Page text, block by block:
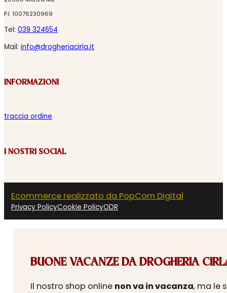
P.I. 10076230969
Tel: 039 324654
Mail: info@drogheriacirla.it
INFORMAZIONI
traccia ordine
I NOSTRI SOCIAL
Ecommerce realizzato da PopCorn Digital
Privacy PolicyCookie PolicyODR
BUONE VACANZE DA DROGHERIA
Il nostro shop online non va in vacanza, ma le